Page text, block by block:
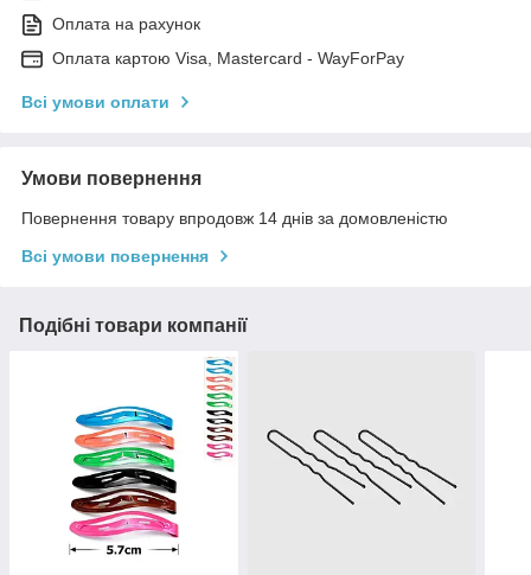
Оплата на рахунок
Оплата картою Visa, Mastercard - WayForPay
Всі умови оплати
Умови повернення
Повернення товару впродовж 14 днів за домовленістю
Всі умови повернення
Подібні товари компанії